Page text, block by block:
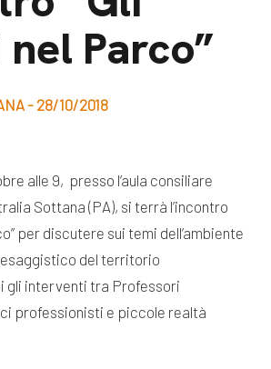
Parco”
- 28/10/2018
alle 9, presso l’aula consiliare
Sottana (PA), si terrà l’incontro
per discutere sui temi dell’ambiente
del territorio
gli interventi tra Professori
professionisti e piccole realtà
dal Sud
Campagne
Videomagazine
e blog progetti